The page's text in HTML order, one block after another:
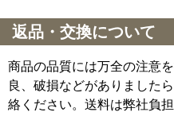
返品・交換について
商品の品質には万全の注意
良、破損などがありました
絡ください。送料は弊社負